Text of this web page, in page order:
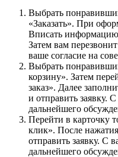
Выбрать
«Заказать». При
Вписать
Затем вам
ваше согласие на
Выбрать
корзину». Затем
заказ». Далее
и отправить заявку.
дальнейшего
Перейти в карточку
клик». После
отправить заявку. С
дальнейшего